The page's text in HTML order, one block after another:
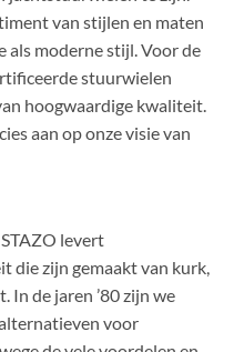
van stijlen en maten
als moderne stijl. Voor de
stuurwielen
hoogwaardige kwaliteit.
aan op onze visie van
levert
die zijn gemaakt van kurk,
In de jaren ’80 zijn we
voor